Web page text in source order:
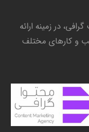
در زمینه ارائه
و کارهای مختلف